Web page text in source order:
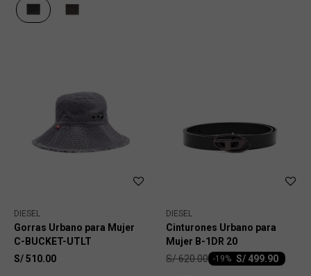
DIESEL
Gorras Urbano para Mujer
C-BUCKET-UTLT
S/510.00
DIESEL
Cinturones Urbano para
Mujer B-1DR 20
S/ 499.90
-19
S/620.00